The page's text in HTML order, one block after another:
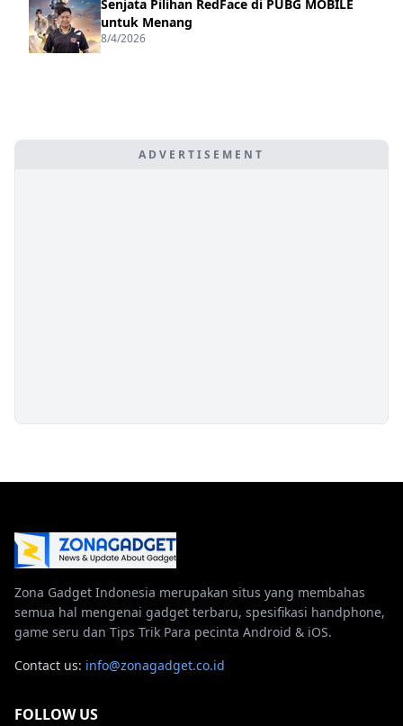
Senjata Pilihan RedFace di PUBG MOBILE
untuk Menang
8/4/2026
ADVERTISEMENT
Zona Gadget Indonesia merupakan situs yang membahas
semua hal mengenai gadget terbaru, spesifikasi handphone,
game seru dan Tips Trik Para pecinta Android & iOS.
Contact us: info@zonagadget.co.id
FOLLOW US